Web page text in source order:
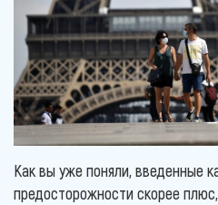
Как вы уже поняли, введенные
предосторожности скорее